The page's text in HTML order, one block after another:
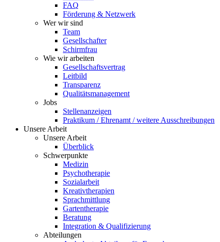
FAQ
Förderung & Netzwerk
Wer wir sind
Team
Gesellschafter
Schirmfrau
Wie wir arbeiten
Gesellschaftsvertrag
Leitbild
Transparenz
Qualitätsmanagement
Jobs
Stellenanzeigen
Praktikum / Ehrenamt / weitere Ausschreibungen
Unsere Arbeit
Unsere Arbeit
Überblick
Schwerpunkte
Medizin
Psychotherapie
Sozialarbeit
Kreativtherapien
Sprachmittlung
Gartentherapie
Beratung
Integration & Qualifizierung
Abteilungen